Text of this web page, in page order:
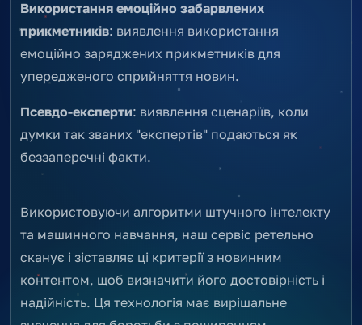
Використання емоційно забарвлених
прикметників: виявлення використання
емоційно заряджених прикметників для
упередженого сприйняття новин.
Псевдо-експерти: виявлення сценаріїв, коли
думки так званих "експертів" подаються як
беззаперечні факти.
Використовуючи алгоритми штучного інтелекту
та машинного навчання, наш сервіс ретельно
сканує і зіставляє ці критерії з новинним
контентом, щоб визначити його достовірність і
надійність. Ця технологія має вирішальне